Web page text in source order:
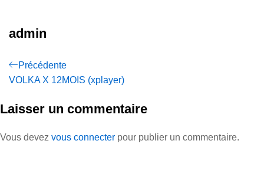
admin
Précédente
VOLKA X 12MOIS (xplayer)
Laisser un commentaire
Vous devez vous connecter pour publier un commentaire.